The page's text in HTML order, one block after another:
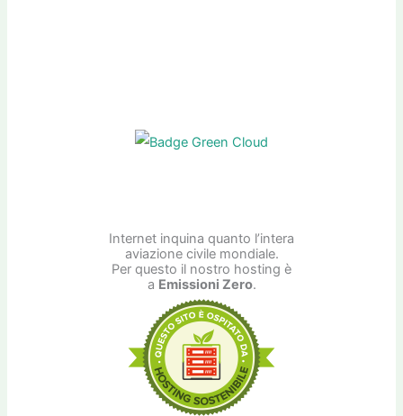
Internet inquina quanto l’intera
aviazione civile mondiale.
Per questo il nostro hosting è
a Emissioni Zero.